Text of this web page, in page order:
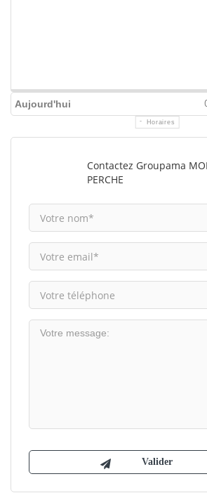
Aujourd'hui
Horaires
Contactez Groupama
PERCHE